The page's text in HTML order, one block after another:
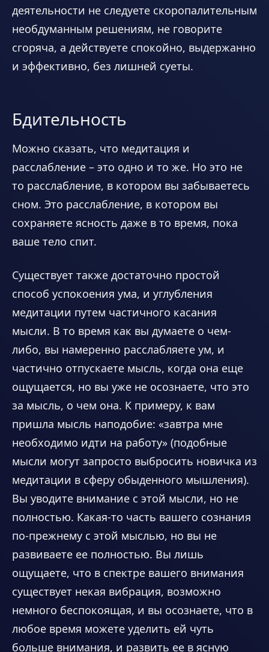
деятельности не следуете скоропалительным
необдуманным решениям, не говорите
сгоряча, а действуете спокойно, выдержанно
и эффективно, без лишней суеты.
Бдительность
Можно сказать, что медитация и
расслабление – это одно и то же. Но это не
то расслабление, в котором вы забываетесь
сном. Это расслабление, в котором вы
сохраняете ясность даже в то время, пока
ваше тело спит.
Существует также достаточно простой
способ успокоения ума, и углубления
медитации путем частичного касания
мысли. В то время как вы думаете о чем-
либо, вы намеренно расслабляете ум, и
частично отпускаете мысль, когда она еще
ощущается, но вы уже не осознаете, что это
за мысль, о чем она. К примеру, к вам
пришла мысль наподобие: «завтра мне
необходимо идти на работу» (подобные
мысли могут запросто выбросить новичка из
медитации в сферу обыденного мышления).
Вы уводите внимание с этой мысли, но не
полностью. Какая-то часть вашего сознания
по-прежнему с этой мыслью, но вы не
развиваете ее полностью. Вы лишь
ощущаете, что в спектре вашего внимания
существует некая вибрация, возможно
немного беспокоящая, и вы осознаете, что в
любое время можете уделить ей чуть
больше внимания, и развить ее в ясную